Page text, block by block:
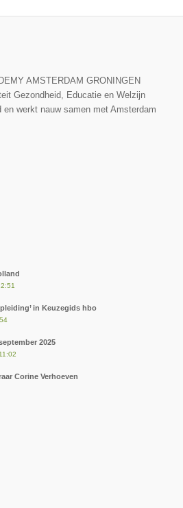
AMSTERDAM GRONINGEN
Gezondheid, Educatie en Welzijn
werkt nauw samen met Amsterdam
in Keuzegids hbo
2025
Corine Verhoeven